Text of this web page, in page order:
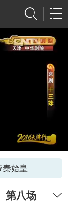
秦始皇
第八场